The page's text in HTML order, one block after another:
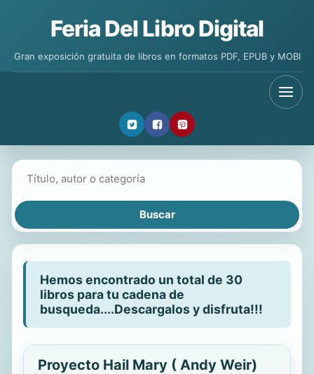
Feria Del Libro Digital
Gran exposición gratuita de libros en formatos PDF, EPUB y MOBI
Hemos encontrado un total de 30
libros para tu cadena de
busqueda....Descargalos y disfruta!!!
Proyecto Hail Mary ( Andy Weir)